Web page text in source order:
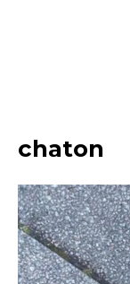
chaton